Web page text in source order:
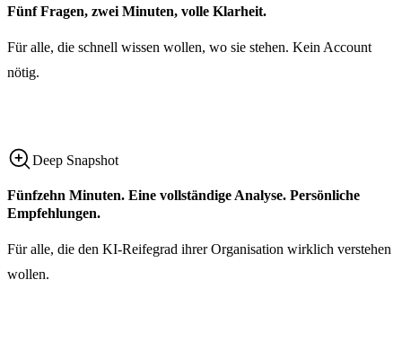
Fünf Fragen, zwei Minuten, volle Klarheit.
Für alle, die schnell wissen wollen, wo sie stehen. Kein Account
nötig.
Deep Snapshot
Fünfzehn Minuten. Eine vollständige Analyse. Persönliche
Empfehlungen.
Für alle, die den KI-Reifegrad ihrer Organisation wirklich verstehen
wollen.